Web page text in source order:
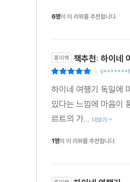
걸쳐 매우 무질서하게 얽
「이념-르그랑의 책」에
과거사를 구조화한다. 과
의미가 없다. 과거는 현재
면모를 보여 준다. 이런
오늘날 하이네의 여행기
6명이 이 리뷰를 추천합니다.
종이책 책추천: 하이네
하이네 여행기 독일에
있다는 느낌에 마음이
르트의 가... 더보기
1명이 이 리뷰를 추천합니다.